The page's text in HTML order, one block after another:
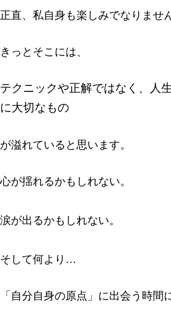
正直、私自身も楽しみでなりません
きっとそこには、
テクニックや正解ではなく、人
に大切なもの
が溢れていると思います。
心が揺れるかもしれない。
涙が出るかもしれない。
そして何より…
「自分自身の原点」に出会う時間